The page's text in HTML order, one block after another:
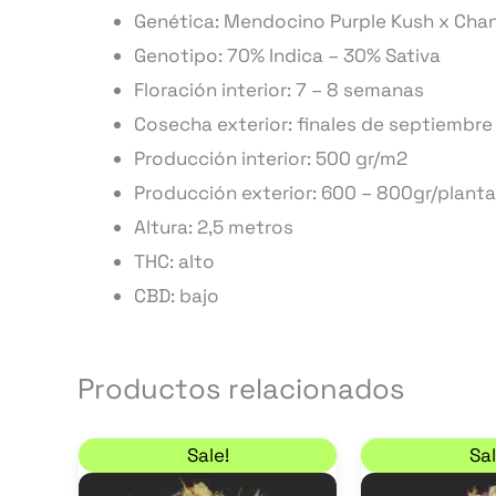
Genética: Mendocino Purple Kush x
Genotipo: 70% Indica – 30% Sativa
Floración interior: 7 – 8 semanas
Cosecha exterior: finales de septiembre
Producción interior: 500 gr/m2
Producción exterior: 600 – 800gr/planta
Altura: 2,5 metros
THC: alto
CBD: bajo
Productos relacionados
Sale!Rango de precios: desde 17,85 €
Este
producto